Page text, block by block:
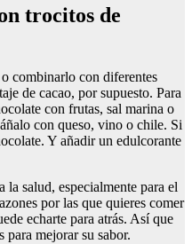
combinarlo con diferentes
de cacao, por supuesto. Para
con frutas, sal marina o
con queso, vino o chile. Si
Y añadir un edulcorante
la salud, especialmente para el
por las que quieres comer
echarte para atrás. Así que
para mejorar su sabor.